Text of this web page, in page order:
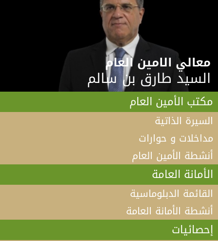
معالي الامين العام
السيد طارق بن سالم
مكتب الأمين العام
السيرة الذاتية
مداخلات و حوارات
أنشطة الأمين العام
الأمانة العامة
القائمة الدبلوماسية
أنشطة الأمانة العامة
إحصائيات